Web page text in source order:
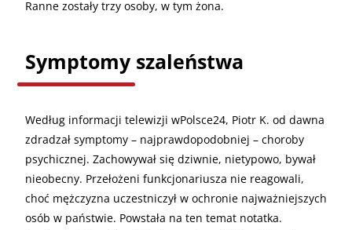
Ranne zostały trzy osoby, w tym żona.
Symptomy szaleństwa
Według informacji telewizji wPolsce24, Piotr K. od dawna
zdradzał symptomy – najprawdopodobniej – choroby
psychicznej. Zachowywał się dziwnie, nietypowo, bywał
nieobecny. Przełożeni funkcjonariusza nie reagowali,
choć mężczyzna uczestniczył w ochronie najważniejszych
osób w państwie. Powstała na ten temat notatka.